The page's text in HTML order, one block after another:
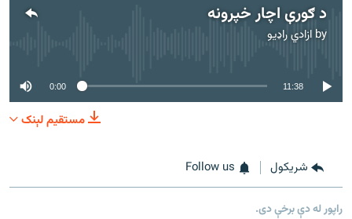
د ګورې اچار خپرونه
by ازادي راډیو
No media source currently available
0:00 11:38
مستقیم لېنک
شريکول Follow us
راپور له دې برخې دی.